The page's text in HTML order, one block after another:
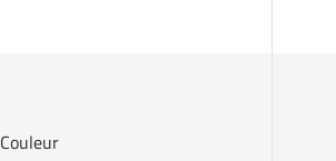
Couleur